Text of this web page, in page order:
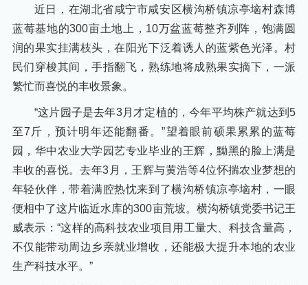
微信公众号
近日，在湖北省咸宁市咸安区横沟桥镇凉亭垴村森博
蓝莓基地的300亩土地上，10万盆蓝莓整齐列阵，饱满圆
润的果实挂满枝头，在阳光下泛着诱人的蓝紫色光泽。村
民们穿梭其间，手指翻飞，熟练地将成熟果实摘下，一派
繁忙而喜悦的丰收景象。
“这片园子是去年3月才定植的，今年平均株产就达到5
至7斤，预计明年还能翻番。”望着眼前硕果累累的蓝莓
园，华中农业大学园艺专业毕业的王辉，黝黑的脸上满是
丰收的喜悦。去年3月，王辉与黄浩等4位怀揣农业梦想的
年轻伙伴，带着满腔热忱来到了横沟桥镇凉亭垴村，一眼
便相中了这片临近水库的300亩荒坡。横沟桥镇党委书记王
威表示：“这样的高科技农业项目用工量大、科技含量高，
不仅能带动周边乡亲就业增收，还能极大提升本地的农业
生产科技水平。”